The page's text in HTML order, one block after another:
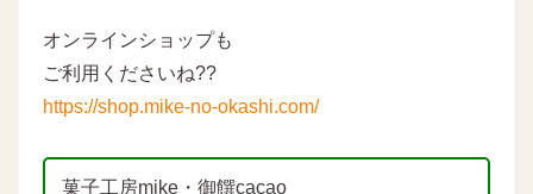
オンラインショップも
ご利用くださいね??
https://shop.mike-no-okashi.com/
菓子工房mike・御饌cacao